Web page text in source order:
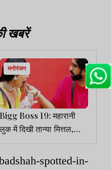
खबरें
मनोरंजन
Bigg Boss 19: महारानी
लुक में दिखी तान्या मित्तल,
अमाल ने अपने हाथों से खिलाया
खाना
spotted-in-